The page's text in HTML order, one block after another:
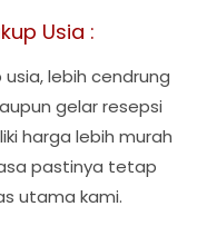
Usia :
lebih cendrung
gelar resepsi
harga lebih murah
pastinya tetap
utama kami.